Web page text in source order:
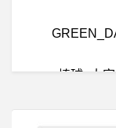
棒球- 大